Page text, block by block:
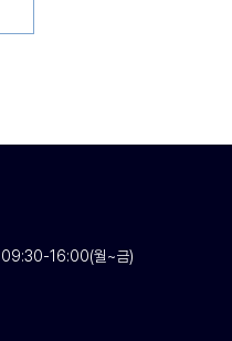
16:00(월~금)